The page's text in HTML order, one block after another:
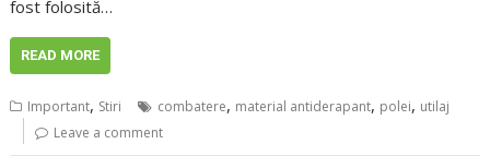
fost folosită…
READ MORE
Important, Stiri combatere, material antiderapant, polei, utilaj
Leave a comment